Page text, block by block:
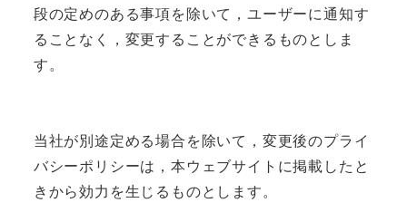
段の定めのある事項を除いて，ユーザーに通知す
ることなく，変更することができるものとしま
す。
当社が別途定める場合を除いて，変更後のプライ
バシーポリシーは，本ウェブサイトに掲載したと
きから効力を生じるものとします。